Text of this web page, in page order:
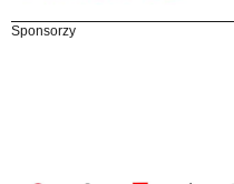
Sponsorzy